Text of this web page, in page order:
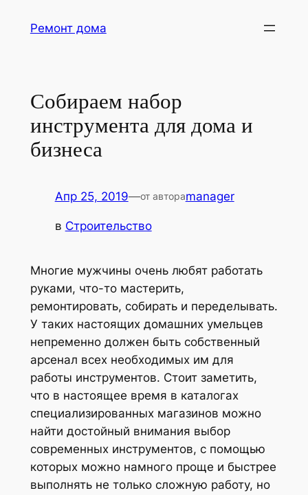
Ремонт дома
Собираем набор
инструмента для дома и
бизнеса
Апр 25, 2019—от автораmanager
в Строительство
Многие мужчины очень любят работать
руками, что-то мастерить,
ремонтировать, собирать и переделывать.
У таких настоящих домашних умельцев
непременно должен быть собственный
арсенал всех необходимых им для
работы инструментов. Стоит заметить,
что в настоящее время в каталогах
специализированных магазинов можно
найти достойный внимания выбор
современных инструментов, с помощью
которых можно намного проще и быстрее
выполнять не только сложную работу, но